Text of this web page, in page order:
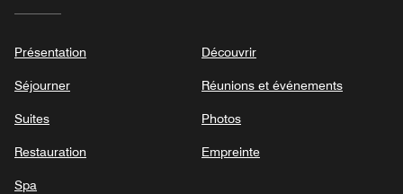
Présentation
Séjourner
Suites
Restauration
Spa
Découvrir
Réunions et événements
Photos
Empreinte